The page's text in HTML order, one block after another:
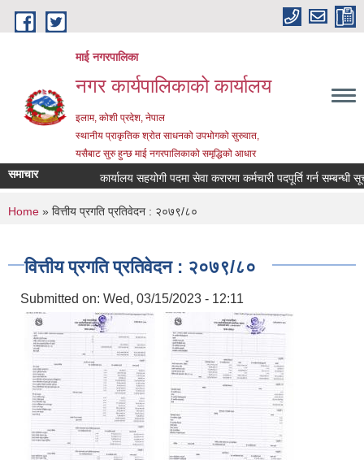
Skip to main content
माई नगरपालिका
नगर कार्यपालिकाको कार्यालय
इलाम, कोशी प्रदेश, नेपाल
स्थानीय प्राकृतिक श्रोत साधनको उपभोगको सुरुवात,
यसैबाट सुरु हुन्छ माई नगरपालिकाको समृद्धिको आधार
समाचार कार्यालय सहयोगी पदमा सेवा करारमा कर्मचारी पदपूर्ति गर्न सम्बन्धी सूचना
You are here
Home » वित्तीय प्रगति प्रतिवेदन : २०७९/८०
वित्तीय प्रगति प्रतिवेदन : २०७९/८०
Submitted on: Wed, 03/15/2023 - 12:11